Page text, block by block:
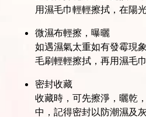
用濕毛巾輕輕擦拭，在陽
微濕布輕擦，曝曬
如遇濕氣太重如有發霉現
毛刷輕輕擦拭，再用濕毛
密封收藏
收藏時，可先擦淨，曬乾
中，記得密封以防潮濕及灰